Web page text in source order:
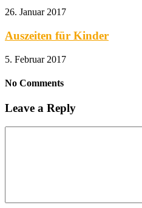
26. Januar 2017
Auszeiten für Kinder
5. Februar 2017
No Comments
Leave a Reply